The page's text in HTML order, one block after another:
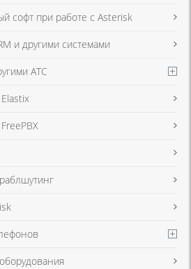
моих персональных данных для связи
в отношении обработки персональных
моих персональных данных для связи
в отношении обработки персональных
софт при работе с Asterisk
и другими системами
АТС